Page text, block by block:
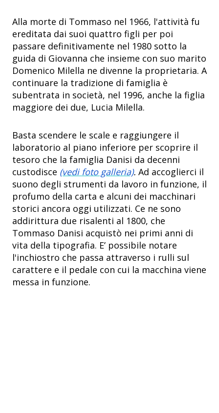
Alla morte di Tommaso nel 1966, l'attività fu
ereditata dai suoi quattro figli per poi
passare definitivamente nel 1980 sotto la
guida di Giovanna che insieme con suo marito
Domenico Milella ne divenne la proprietaria. A
continuare la tradizione di famiglia è
subentrata in società, nel 1996, anche la figlia
maggiore dei due, Lucia Milella.
Basta scendere le scale e raggiungere il
laboratorio al piano inferiore per scoprire il
tesoro che la famiglia Danisi da decenni
custodisce (vedi foto galleria). Ad accoglierci il
suono degli strumenti da lavoro in funzione, il
profumo della carta e alcuni dei macchinari
storici ancora oggi utilizzati. Ce ne sono
addirittura due risalenti al 1800, che
Tommaso Danisi acquistò nei primi anni di
vita della tipografia. E’ possibile notare
l'inchiostro che passa attraverso i rulli sul
carattere e il pedale con cui la macchina viene
messa in funzione.